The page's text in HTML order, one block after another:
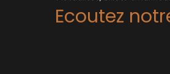
Ecoutez